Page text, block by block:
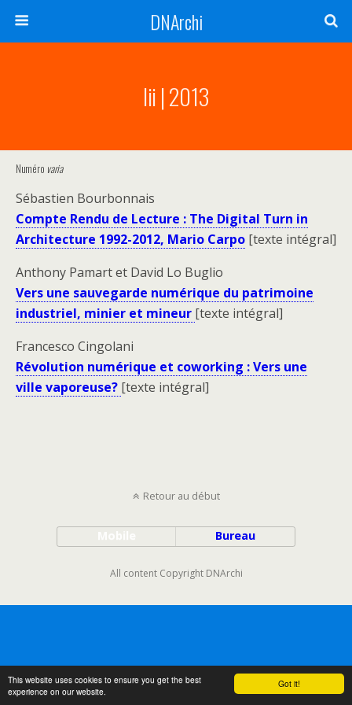
Got it!
This website uses cookies to ensure you get the best
experience on our website.
DNArchi
Iii | 2013
Numéro varia
Sébastien Bourbonnais
Compte Rendu de Lecture : The Digital Turn in
Architecture 1992-2012, Mario Carpo [texte intégral]
Anthony Pamart et David Lo Buglio
Vers une sauvegarde numérique du patrimoine
industriel, minier et mineur [texte intégral]
Francesco Cingolani
Révolution numérique et coworking : Vers une
ville vaporeuse? [texte intégral]
Retour au début
Bureau
All content Copyright DNArchi